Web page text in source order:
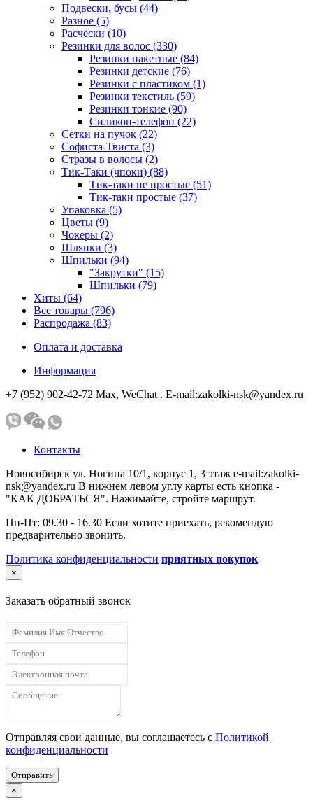
Подвески, бусы (44)
Разное (5)
Расчёски (10)
Резинки для волос (330)
Резинки пакетные (84)
Резинки детские (76)
Резинки с пластиком (1)
Резинки текстиль (59)
Резинки тонкие (90)
Силикон-телефон (22)
Сетки на пучок (22)
Софиста-Твиста (3)
Стразы в волосы (2)
Тик-Таки (чпоки) (88)
Тик-таки не простые (51)
Тик-таки простые (37)
Упаковка (5)
Цветы (9)
Чокеры (2)
Шляпки (3)
Шпильки (94)
"Закрутки" (15)
Шпильки (79)
Хиты (64)
Все товары (796)
Распродажа (83)
Оплата и доставка
Информация
+7 (952) 902-42-72 Мах, WeChat . E-mail:zakolki-nsk@yandex.ru
Контакты
Новосибирск ул. Ногина 10/1, корпус 1, 3 этаж e-mail:zakolki-
nsk@yandex.ru В нижнем левом углу карты есть кнопка -
"КАК ДОБРАТЬСЯ". Нажимайте, стройте маршрут.
Пн-Пт: 09.30 - 16.30 Если хотите приехать, рекомендую
предварительно звонить.
Политика конфиденциальности приятных покупок
×
Заказать обратный звонок
Отправляя свои данные, вы соглашаетесь с Политикой
конфиденциальности
Отправить
×